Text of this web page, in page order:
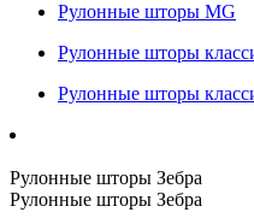
Рулонные шторы MG
Рулонные шторы
Рулонные шторы
Рулонные шторы Зебра
Рулонные шторы Зебра